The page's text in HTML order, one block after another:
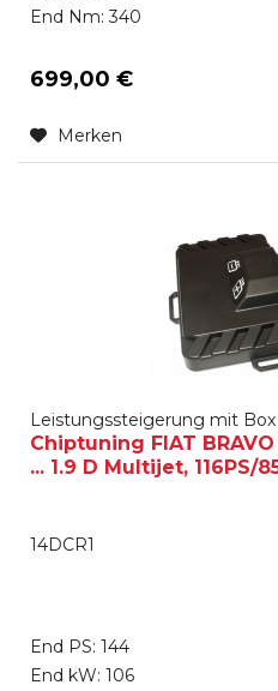
End Nm: 340
699,00 €
Merken
Leistungssteigerung mit Box
Chiptuning FIAT
... 1.9 D Multijet, 116PS/
14DCR1
End PS: 144
End kW: 106